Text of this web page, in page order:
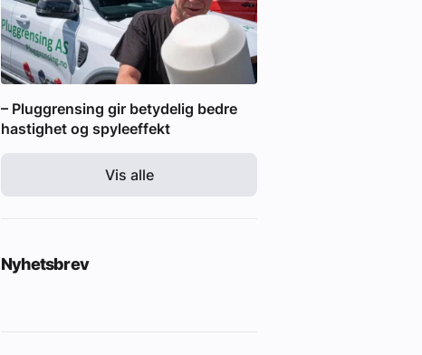
– Pluggrensing gir betydelig bedre
hastighet og spyleeffekt
Vis alle
Nyhetsbrev